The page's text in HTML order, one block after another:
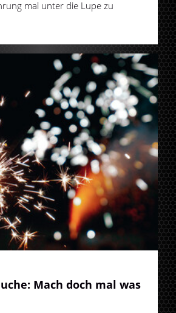
mal unter die Lupe zu
Mach doch mal was